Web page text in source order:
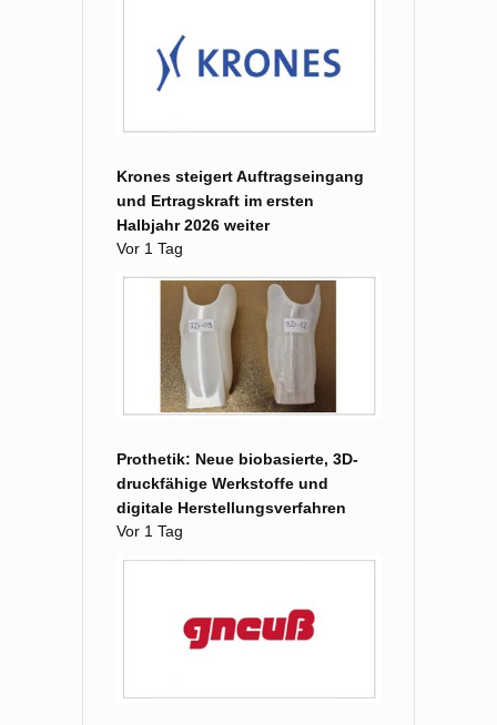
Krones steigert Auftragseingang
und Ertragskraft im ersten
Halbjahr 2026 weiter
Vor 1 Tag
Prothetik: Neue biobasierte, 3D-
druckfähige Werkstoffe und
digitale Herstellungsverfahren
Vor 1 Tag